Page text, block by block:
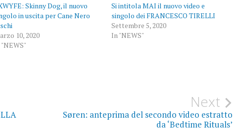
Skinny Dog, il nuovo
in uscita per Cane Nero
10, 2020
Si intitola MAI il nuovo video e
singolo dei FRANCESCO TIRELLI
Settembre 5, 2020
In "NEWS"
Next
Søren: anteprima del secondo video estratto
da ‘Bedtime Rituals’